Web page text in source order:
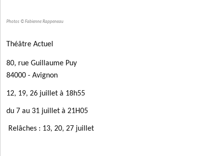
Photos © Fabienne Rappeneau
Théâtre Actuel
80, rue Guillaume Puy
84000 - Avignon
12, 19, 26 juillet à 18h55
du 7 au 31 juillet à 21H05
Relâches : 13, 20, 27 juillet